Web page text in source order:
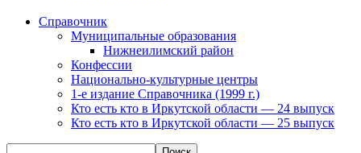
Справочник
Муниципальные образования
Нижнеилимский район
Конфессии
Национально-культурные центры
1-е издание Справочника (1999 г.)
Кто есть кто в Иркутской области — 24 выпуск
Кто есть кто в Иркутской области — 25 выпуск